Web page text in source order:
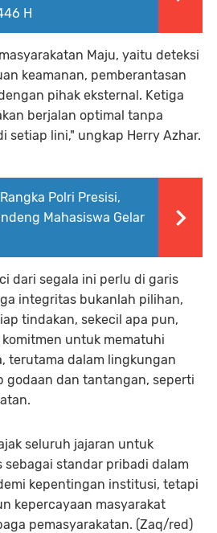
H
Maju, yaitu deteksi
keamanan, pemberantasan
pihak eksternal. Ketiga
berjalan optimal tanpa
setiap lini," ungkap Herry Azhar.
Polri Presisi,
Mahasiswa Gelar
dari segala ini perlu di garis
integritas bukanlah pilihan,
tindakan, sekecil apa pun,
untuk mematuhi
terutama dalam lingkungan
godaan dan tantangan, seperti
seluruh jajaran untuk
standar pribadi dalam
kepentingan institusi, tetapi
kepercayaan masyarakat
pemasyarakatan. (Zaq/red)